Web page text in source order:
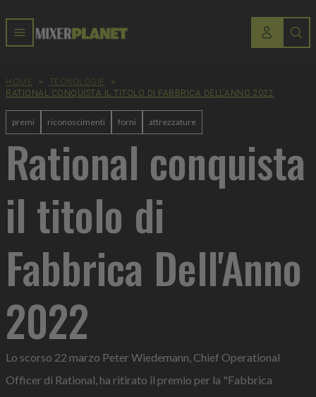
HOME > TECNOLOGIE
>
RATIONAL CONQUISTA IL TITOLO DI FABBRICA DELL'ANNO 2022
premi riconoscimenti forni attrezzature
Rational conquista
il titolo di
Fabbrica Dell'Anno
2022
Lo scorso 22 marzo Peter Wiedemann, Chief Operational
Officer di Rational, ha ritirato il premio per la "Fabbrica